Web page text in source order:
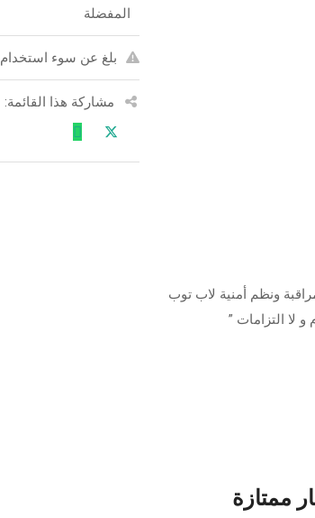
ونظم أمنية لاب توب
لا التزامات ”
المفضلة
بلغ عن سوء استخدام
مشاركة هذا القائمة:
ممتازة